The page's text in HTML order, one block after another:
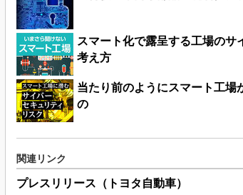
スマート化で露呈する工場の
考え方
当たり前のようにスマート工場
の
関連リンク
プレスリリース（トヨタ自動車）